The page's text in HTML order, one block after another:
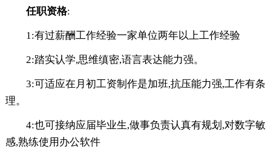
任职资格:
1:有过薪酬工作经验一家单位两年以上工作经验
2:踏实认学,思维缜密,语言表达能力强。
3:可适应在月初工资制作是加班,抗压能力强,工作有条
理。
4:也可接纳应届毕业生,做事负责认真有规划,对数字敏
感,熟练使用办公软件